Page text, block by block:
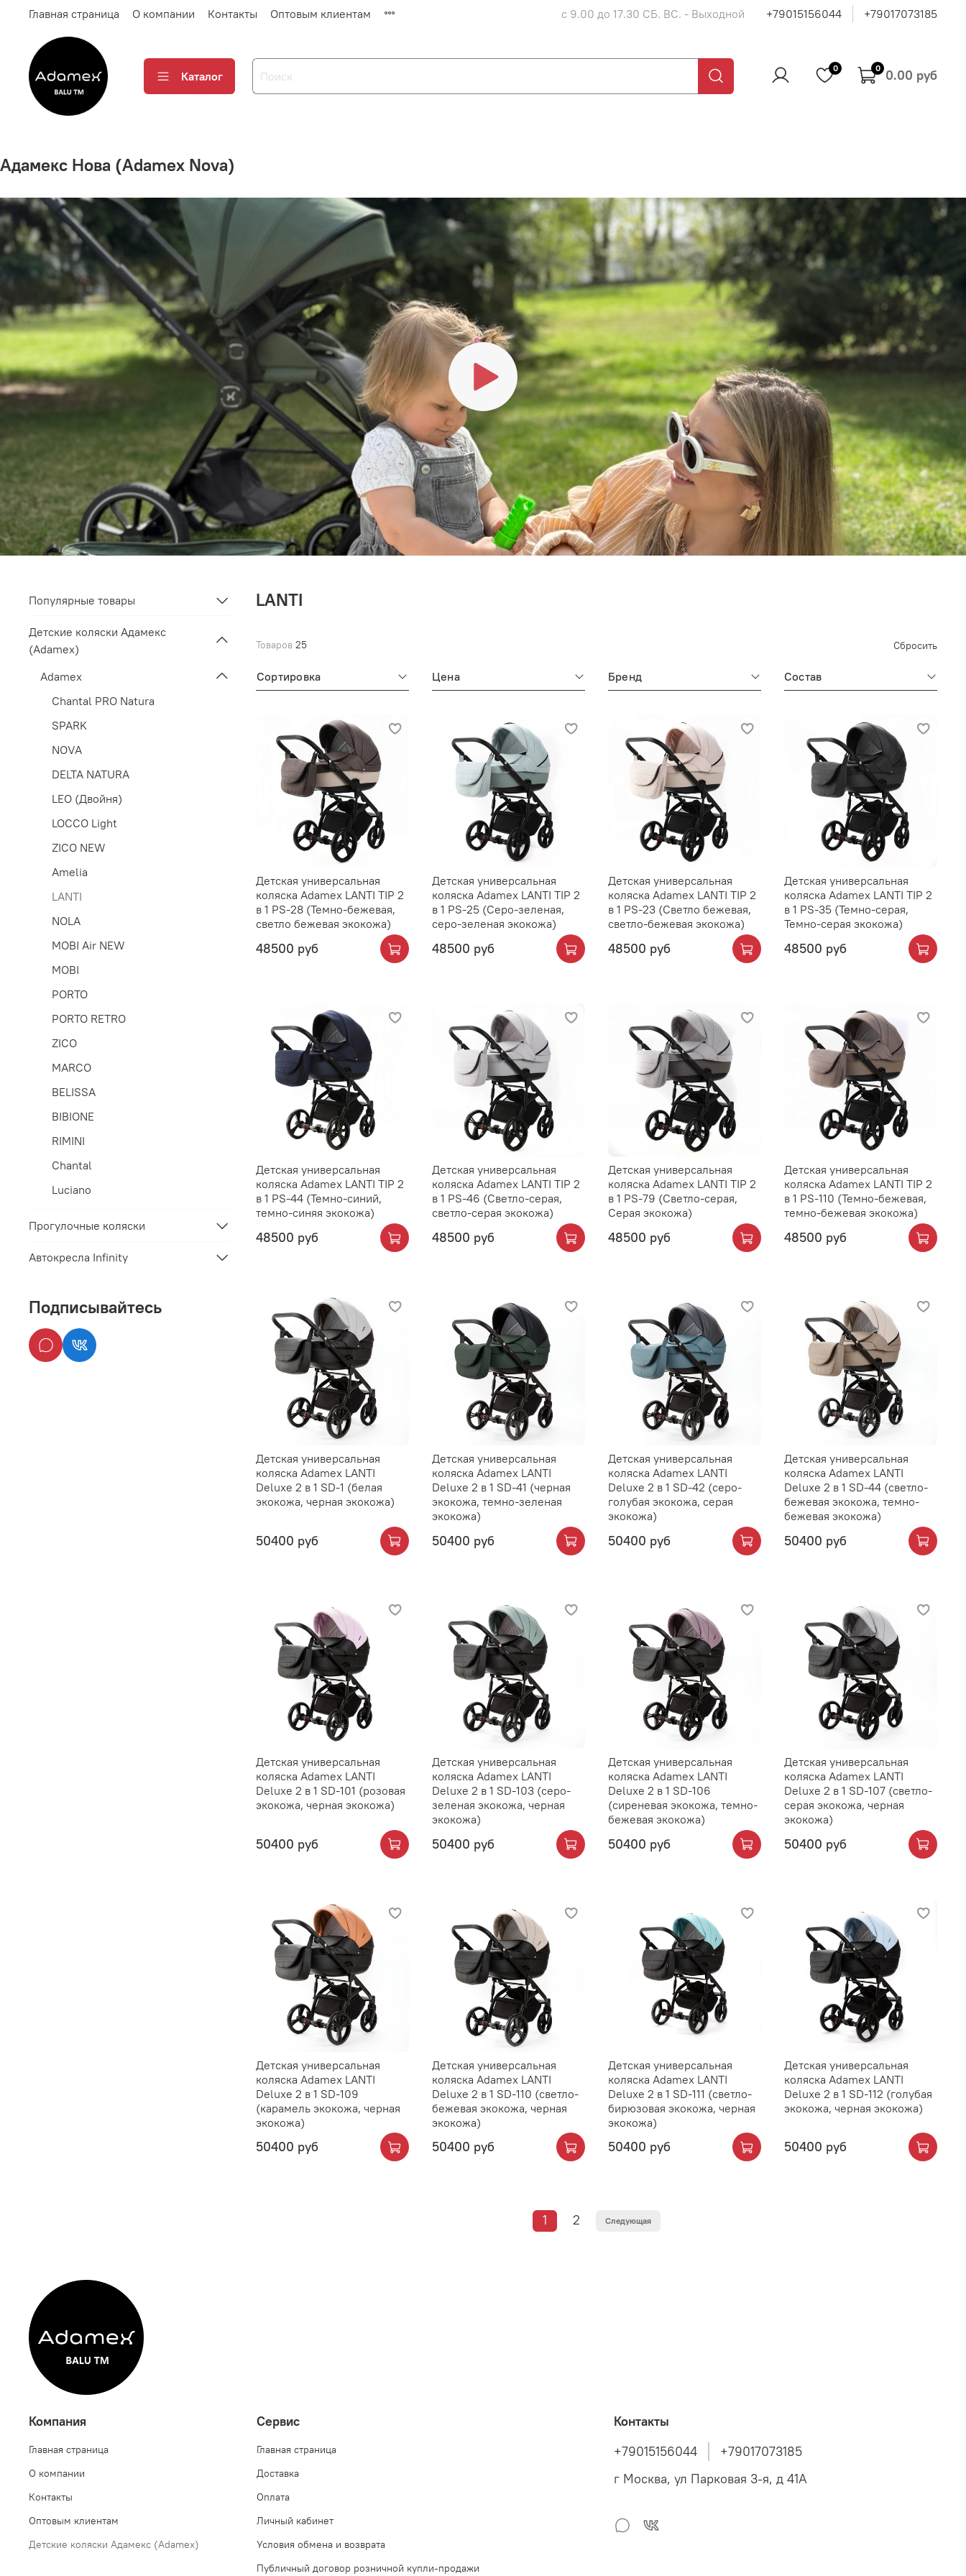
Главная страница О компании Контакты Оптовым клиентам c 9.00 до 17.30 СБ. ВС. - Выходной +79015156044 +79017073185
Каталог
0 0 0.00 руб
Адамекс Нова (Adamex Nova)
LANTI
Товаров 25 Сбросить
Сортировка Цена Бренд Состав
Детская универсальная
коляска Adamex LANTI TIP 2
в 1 PS-28 (Темно-бежевая,
светло бежевая экокожа)
48500 руб
Детская универсальная
коляска Adamex LANTI TIP 2
в 1 PS-25 (Серо-зеленая,
серо-зеленая экокожа)
48500 руб
Детская универсальная
коляска Adamex LANTI TIP 2
в 1 PS-23 (Светло бежевая,
светло-бежевая экокожа)
48500 руб
Детская универсальная
коляска Adamex LANTI TIP 2
в 1 PS-35 (Темно-серая,
Темно-серая экокожа)
48500 руб
Детская универсальная
коляска Adamex LANTI TIP 2
в 1 PS-44 (Темно-синий,
темно-синяя экокожа)
48500 руб
Детская универсальная
коляска Adamex LANTI TIP 2
в 1 PS-46 (Светло-серая,
светло-серая экокожа)
48500 руб
Детская универсальная
коляска Adamex LANTI TIP 2
в 1 PS-79 (Светло-серая,
Серая экокожа)
48500 руб
Детская универсальная
коляска Adamex LANTI TIP 2
в 1 PS-110 (Темно-бежевая,
темно-бежевая экокожа)
48500 руб
Детская универсальная
коляска Adamex LANTI
Deluxe 2 в 1 SD-1 (белая
экокожа, черная экокожа)
50400 руб
Детская универсальная
коляска Adamex LANTI
Deluxe 2 в 1 SD-41 (черная
экокожа, темно-зеленая
экокожа)
50400 руб
Детская универсальная
коляска Adamex LANTI
Deluxe 2 в 1 SD-42 (серо-
голубая экокожа, серая
экокожа)
50400 руб
Детская универсальная
коляска Adamex LANTI
Deluxe 2 в 1 SD-44 (светло-
бежевая экокожа, темно-
бежевая экокожа)
50400 руб
Детская универсальная
коляска Adamex LANTI
Deluxe 2 в 1 SD-101 (розовая
экокожа, черная экокожа)
50400 руб
Детская универсальная
коляска Adamex LANTI
Deluxe 2 в 1 SD-103 (серо-
зеленая экокожа, черная
экокожа)
50400 руб
Детская универсальная
коляска Adamex LANTI
Deluxe 2 в 1 SD-106
(сиреневая экокожа, темно-
бежевая экокожа)
50400 руб
Детская универсальная
коляска Adamex LANTI
Deluxe 2 в 1 SD-107 (светло-
серая экокожа, черная
экокожа)
50400 руб
Детская универсальная
коляска Adamex LANTI
Deluxe 2 в 1 SD-109
(карамель экокожа, черная
экокожа)
50400 руб
Детская универсальная
коляска Adamex LANTI
Deluxe 2 в 1 SD-110 (светло-
бежевая экокожа, черная
экокожа)
50400 руб
Детская универсальная
коляска Adamex LANTI
Deluxe 2 в 1 SD-111 (светло-
бирюзовая экокожа, черная
экокожа)
50400 руб
Детская универсальная
коляска Adamex LANTI
Deluxe 2 в 1 SD-112 (голубая
экокожа, черная экокожа)
50400 руб
1 2 Следующая
Популярные товары
Детские коляски Адамекс
(Adamex)
Adamex
Chantal PRO Natura
SPARK
NOVA
DELTA NATURA
LEO (Двойня)
LOCCO Light
ZICO NEW
Amelia
LANTI
NOLA
MOBI Air NEW
MOBI
PORTO
PORTO RETRO
ZICO
MARCO
BELISSA
BIBIONE
RIMINI
Chantal
Luciano
Прогулочные коляски
Автокресла Infinity
Подписывайтесь
Компания
Главная страница
О компании
Контакты
Оптовым клиентам
Детские коляски Адамекс (Adamex)
Сервис
Главная страница
Доставка
Оплата
Личный кабинет
Условия обмена и возврата
Публичный договор розничной купли-продажи
Контакты
+79015156044
+79017073185
г Москва, ул Парковая 3-я, д 41А